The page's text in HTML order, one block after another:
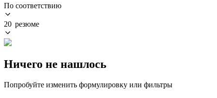
По соответствию
20 резюме
Ничего не нашлось
Попробуйте изменить формулировку или фильтры